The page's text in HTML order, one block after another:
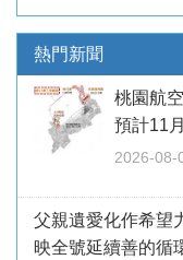
熱門新聞
桃園航
預計11
2026-08-
父親遺愛化作希
映全號延續善的循